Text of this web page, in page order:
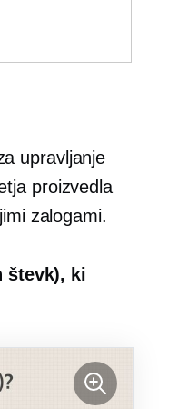
upravljanje
proizvedla
zalogami.
števk), ki